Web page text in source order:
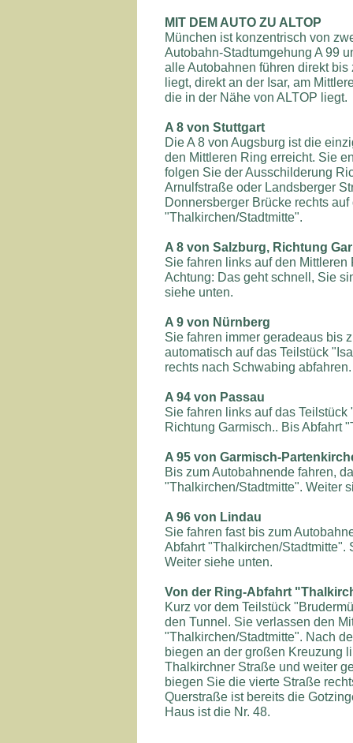
MIT DEM AUTO ZU ALTOP
München ist konzentrisch von
Autobahn-Stadtumgehung A 99
alle Autobahnen führen direkt
liegt, direkt an der Isar, am
die in der Nähe von ALTOP liegt.
A 8 von Stuttgart
Die A 8 von Augsburg ist die
den Mittleren Ring erreicht. Sie
folgen Sie der Ausschilderung
Arnulfstraße oder Landsberger
Donnersberger Brücke rechts
"Thalkirchen/Stadtmitte".
A 8 von Salzburg, Richtung
Sie fahren links auf den
Achtung: Das geht schnell, Sie
siehe unten.
A 9 von Nürnberg
Sie fahren immer geradeaus bis
automatisch auf das Teilstück
rechts nach Schwabing
A 94 von Passau
Sie fahren links auf das
Richtung Garmisch.. Bis Abfahrt
A 95 von Garmisch-
Bis zum Autobahnende fahren,
"Thalkirchen/Stadtmitte". Weiter
A 96 von Lindau
Sie fahren fast bis zum
Abfahrt "Thalkirchen/Stadtmitte".
Weiter siehe unten.
Von der Ring-Abfahrt
Kurz vor dem Teilstück
den Tunnel. Sie verlassen den
"Thalkirchen/Stadtmitte". Nach
biegen an der großen Kreuzung
Thalkirchner Straße und weiter
biegen Sie die vierte Straße
Querstraße ist bereits die
Haus ist die Nr. 48.